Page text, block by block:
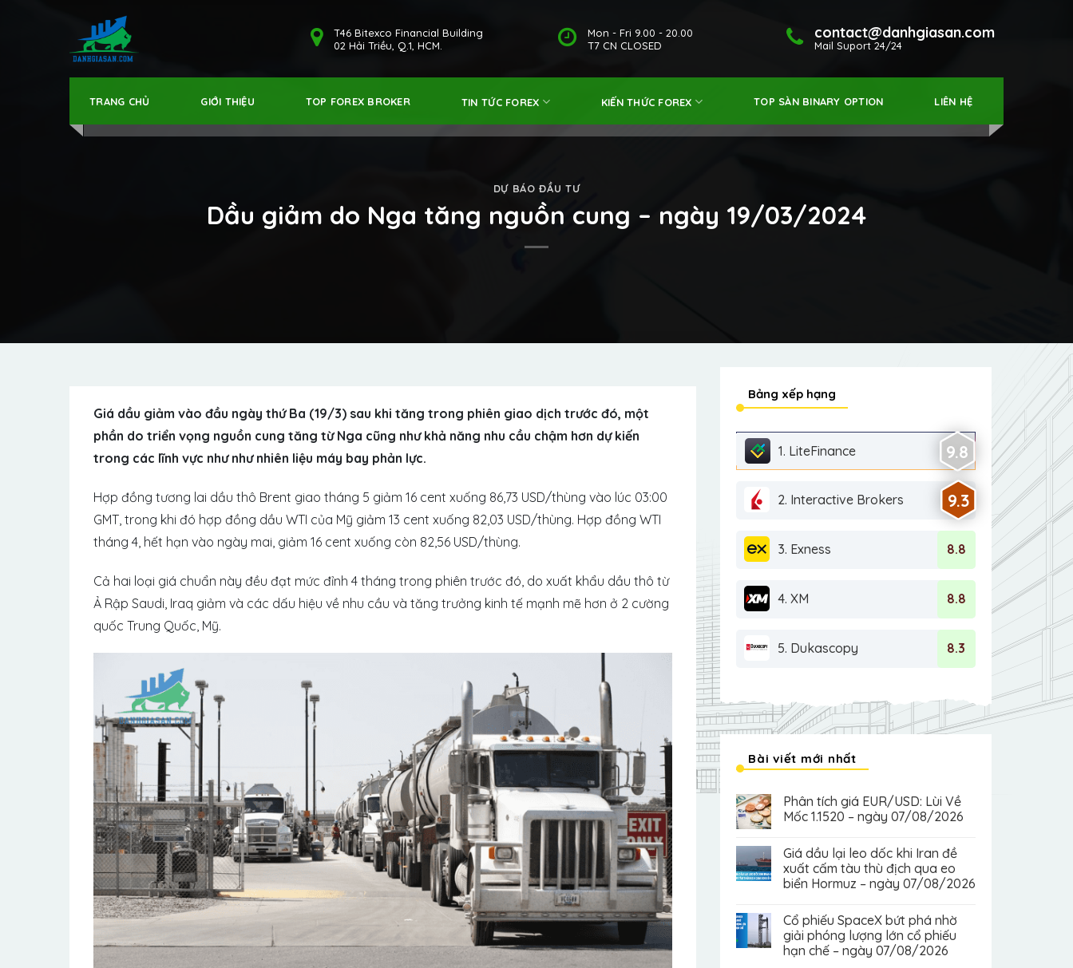
contact@danhgiasan.com
Mail Suport 24/24
Mon - Fri 9.00 - 20.00
T7 CN CLOSED
T46 Bitexco Financial Building
02 Hải Triều, Q.1, HCM.
TRANG CHỦ GIỚI THIỆU TOP FOREX BROKER TIN TỨC FOREX KIẾN THỨC FOREX TOP SÀN BINARY OPTION LIÊN HỆ
DỰ BÁO ĐẦU TƯ
Dầu giảm do Nga tăng nguồn cung – ngày 19/03/2024
Giá dầu giảm vào đầu ngày thứ Ba (19/3) sau khi tăng trong phiên giao dịch trước đó, một
phần do triển vọng nguồn cung tăng từ Nga cũng như khả năng nhu cầu chậm hơn dự kiến ​​
trong các lĩnh vực như như nhiên liệu máy bay phản lực.
Hợp đồng tương lai dầu thô Brent giao tháng 5 giảm 16 cent xuống 86,73 USD/thùng vào lúc 03:00
GMT, trong khi đó hợp đồng dầu WTI của Mỹ giảm 13 cent xuống 82,03 USD/thùng. Hợp đồng WTI
tháng 4, hết hạn vào ngày mai, giảm 16 cent xuống còn 82,56 USD/thùng.
Cả hai loại giá chuẩn này đều đạt mức đỉnh 4 tháng trong phiên trước đó, do xuất khẩu dầu thô từ
Ả Rập Saudi, Iraq giảm và các dấu hiệu về nhu cầu và tăng trưởng kinh tế mạnh mẽ hơn ở 2 cường
quốc Trung Quốc, Mỹ.
Bảng xếp hạng
1. LiteFinance 9.8
2. Interactive Brokers 9.3
3. Exness 8.8
4. XM 8.8
5. Dukascopy 8.3
Bài viết mới nhất
Phân tích giá EUR/USD: Lùi Về
Mốc 1.1520 – ngày 07/08/2026
Giá dầu lại leo dốc khi Iran đề
xuất cấm tàu thù địch qua eo
biển Hormuz – ngày 07/08/2026
Cổ phiếu SpaceX bứt phá nhờ
giải phóng lượng lớn cổ phiếu
hạn chế – ngày 07/08/2026